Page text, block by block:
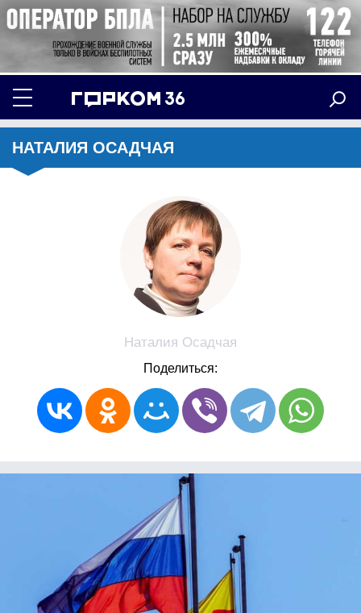
НАТАЛИЯ ОСАДЧАЯ
Наталия Осадчая
Поделиться: